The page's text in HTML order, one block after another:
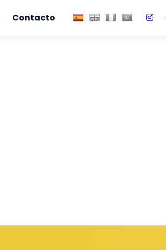
Contacto